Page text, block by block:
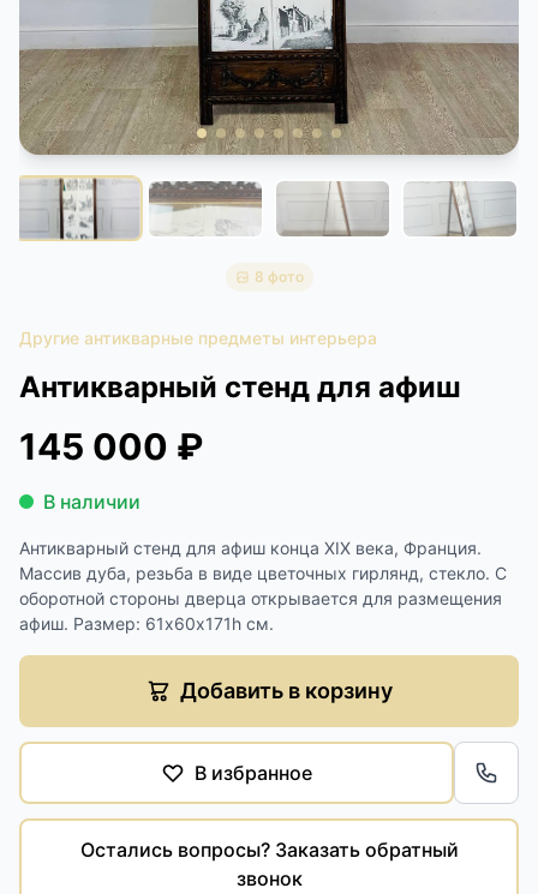
КОНТАКТЫ
ДОСТАВКА И ОПЛАТА
8 фото
Другие антикварные предметы интерьера
Антикварный стенд для афиш
145 000 ₽
В наличии
Антикварный стенд для афиш конца ХIХ века, Франция.
Массив дуба, резьба в виде цветочных гирлянд, стекло. С
оборотной стороны дверца открывается для размещения
афиш. Размер: 61х60х171h см.
Добавить в корзину
В избранное
Остались вопросы? Заказать обратный
звонок